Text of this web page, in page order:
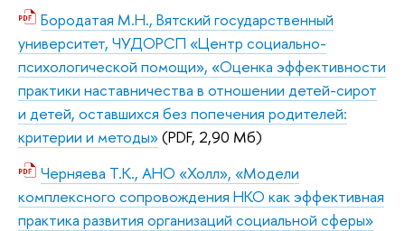
Бородатая М.Н., Вятский государственный
университет, ЧУДОРСП «Центр социально-
психологической помощи», «Оценка эффективности
практики наставничества в отношении детей-сирот
и детей, оставшихся без попечения родителей:
критерии и методы»(PDF, 2,90 Мб)
Черняева Т.К., АНО «Холл», «Модели
комплексного сопровождения НКО как эффективная
практика развития организаций социальной сферы»